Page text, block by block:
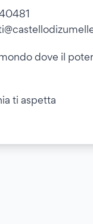
dove il
ti aspetta